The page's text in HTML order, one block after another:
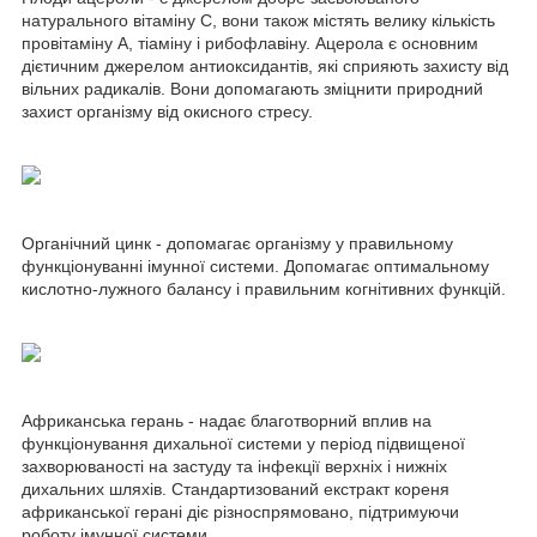
натурального вітаміну C, вони також містять велику кількість
провітаміну A, тіаміну і рибофлавіну. Ацерола є основним
дієтичним джерелом антиоксидантів, які сприяють захисту від
вільних радикалів. Вони допомагають зміцнити природний
захист організму від окисного стресу.
Органічний цинк - допомагає організму у правильному
функціонуванні імунної системи. Допомагає оптимальному
кислотно-лужного балансу і правильним когнітивних функцій.
Африканська герань - надає благотворний вплив на
функціонування дихальної системи у період підвищеної
захворюваності на застуду та інфекції верхніх і нижніх
дихальних шляхів. Стандартизований екстракт кореня
африканської герані діє різноспрямовано, підтримуючи